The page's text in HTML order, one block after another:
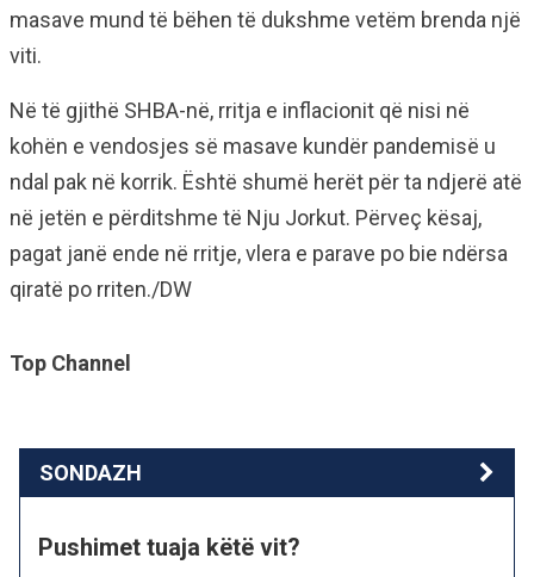
masave mund të bëhen të dukshme vetëm brenda një
viti.
Në të gjithë SHBA-në, rritja e inflacionit që nisi në
kohën e vendosjes së masave kundër pandemisë u
ndal pak në korrik. Është shumë herët për ta ndjerë atë
në jetën e përditshme të Nju Jorkut. Përveç kësaj,
pagat janë ende në rritje, vlera e parave po bie ndërsa
qiratë po rriten./DW
Top Channel
SONDAZH
Pushimet tuaja këtë vit?